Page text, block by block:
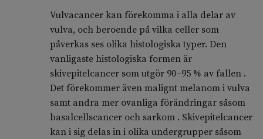
Vulvacancer kan förekomma i alla delar av
vulva, och beroende på vilka celler som
påverkas ses olika histologiska typer. Den
vanligaste histologiska formen är
skivepitelcancer som utgör 90–95 % av fallen .
Det förekommer även malignt melanom i vulva
samt andra mer ovanliga förändringar såsom
basalcellscancer och sarkom . Skivepitelcancer
kan i sig delas in i olika undergrupper såsom